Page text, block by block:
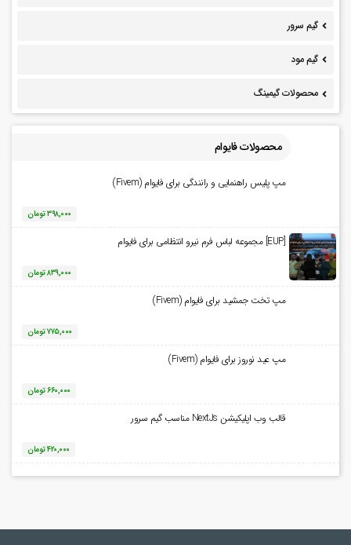
گیم سرور
گیم مود
محصولات گیمینگ
محصولات فایوام
مپ پلیس راهنمایی و رانندگی برای فایوام (Fivem)
۳۹۸,۰۰۰تومان
[EUP] مجموعه لباس فرم نیرو انتظامی برای فایوام
۸۳۹,۰۰۰تومان
مپ تخت جمشید برای فایوام (Fivem)
۷۷۵,۰۰۰تومان
مپ عید نوروز برای فایوام (Fivem)
۶۶۰,۰۰۰تومان
قالب وب اپلیکیشن NextJs مناسب گیم سرور
۴۲۰,۰۰۰تومان